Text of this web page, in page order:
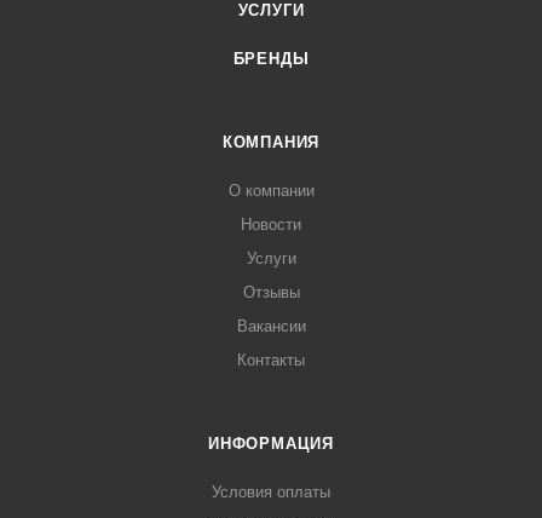
УСЛУГИ
БРЕНДЫ
КОМПАНИЯ
О компании
Новости
Услуги
Отзывы
Вакансии
Контакты
ИНФОРМАЦИЯ
Условия оплаты